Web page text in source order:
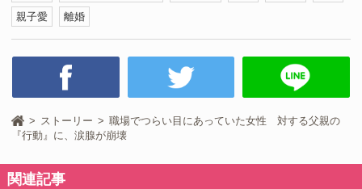
親子愛
離婚
ストーリー
職場でつらい目にあっていた女性 対する父親の
『行動』に、涙腺が崩壊
関連記事